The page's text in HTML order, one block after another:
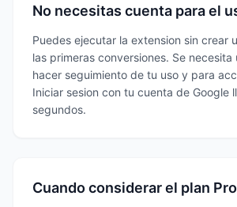
No necesitas cuenta para el
Puedes ejecutar la extension sin crear
las primeras conversiones. Se
hacer seguimiento de tu uso y para
Iniciar sesion con tu cuenta de Google
segundos.
Cuando considerar el plan Pro